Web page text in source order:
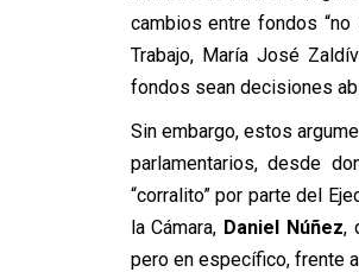
cambios entre fondos
Trabajo, María José
fondos sean decisiones
Sin embargo, estos
parlamentarios, desde
“corralito” por parte del
la Cámara, Daniel Núñez,
pero en específico, frente